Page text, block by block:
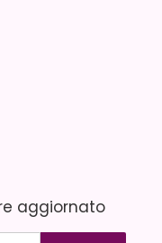
aggiornato